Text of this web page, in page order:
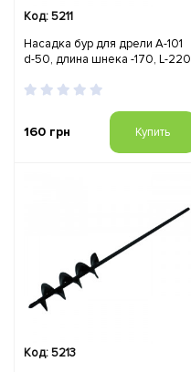
Код: 5211
Насадка бур для дрели А-101
d-50, длина шнека -170, L-220
160 грн Купить
Код: 5213